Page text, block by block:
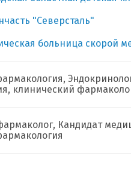
"Северсталь"
больница скорой
клинический
Кандидат